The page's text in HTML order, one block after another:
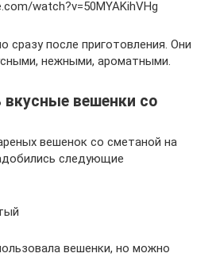
watch?v=50MYAKihVHg
сразу после приготовления. Они
нежными, ароматными.
вкусные вешенки со
вешенок со сметаной на
следующие
вешенки, но можно